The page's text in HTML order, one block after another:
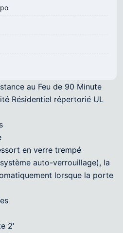
au Feu de 90 Minute
Résidentiel répertorié UL
en verre trempé
auto-verrouillage), la
lorsque la porte
2′